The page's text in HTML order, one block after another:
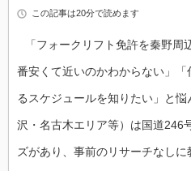
この記事は20分で読めます
「フォークリフト免許を秦野
番安くて近いのかわからない」
るスケジュールを知りたい」と
沢・名古木エリア等）は国道246
ズがあり、事前のリサーチなし